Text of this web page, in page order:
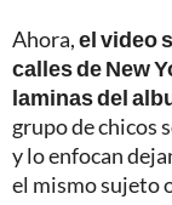
Ahora,el video
calles de New
laminas del
grupo de chicos
y lo enfocan
el mismo sujeto